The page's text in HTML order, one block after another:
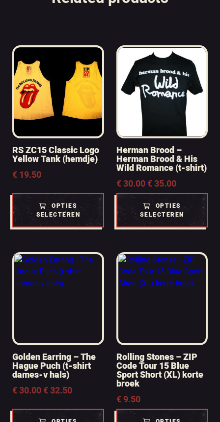
RS ZC15 Classic Logo
Yellow Tank (hemdje)
€19.50
OPTIES
SELECTEREN
Herman Brood –
Herman Brood & His
Wild Romance (t-shirt)
€30.00-€35.00
Prijsklasse:
€ 30.00
€ 35.00
OPTIES
SELECTEREN
Golden Earring – The
Hague Puch (t-shirt
dames-v hals)
€30.00-€32.50
Prijsklasse:
tot
Rolling Stones – ZIP
Code Tour 15 Blue
Sport Short (XL) korte
broek
€9.50